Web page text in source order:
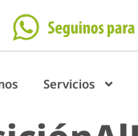
Servicios